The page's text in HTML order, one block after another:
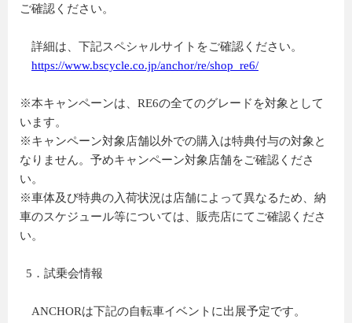
ご確認ください。
詳細は、下記スペシャルサイトをご確認ください。
https://www.bscycle.co.jp/anchor/re/shop_re6/
※本キャンペーンは、RE6の全てのグレードを対象として
います。
※キャンペーン対象店舗以外での購入は特典付与の対象と
なりません。予めキャンペーン対象店舗をご確認くださ
い。
※車体及び特典の入荷状況は店舗によって異なるため、納
車のスケジュール等については、販売店にてご確認くださ
い。
5．試乗会情報
ANCHORは下記の自転車イベントに出展予定です。